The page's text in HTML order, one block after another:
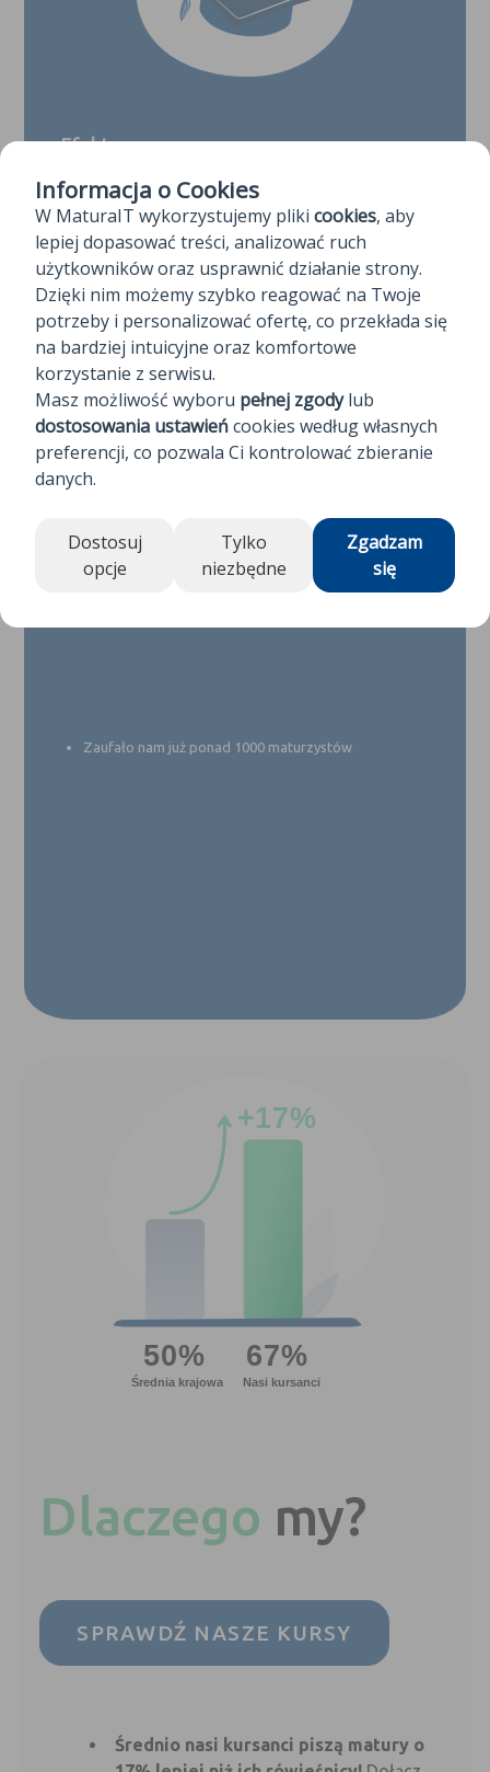
Informacja o Cookies
W MaturaIT wykorzystujemy pliki cookies, aby
lepiej dopasować treści, analizować ruch
użytkowników oraz usprawnić działanie strony.
Dzięki nim możemy szybko reagować na Twoje
potrzeby i personalizować ofertę, co przekłada się
na bardziej intuicyjne oraz komfortowe
korzystanie z serwisu.
Masz możliwość wyboru pełnej zgodylub
dostosowania ustawieńcookies według własnych
preferencji, co pozwala Ci kontrolować zbieranie
danych.
Dostosuj
opcje
Tylko
niezbędne
Zgadzam
się
Efekty
Średnia maturalna naszych kursantów jest wyższa o
17 punktów procentowych od średniej krajowej
Otworzenie drzwi do wymarzonych uczelni naszym
uczniom
Zaufało nam już ponad 1000 maturzystów
Dlaczego my?
SPRAWDŹ NASZE KURSY
Średnio nasi kursanci piszą matury o